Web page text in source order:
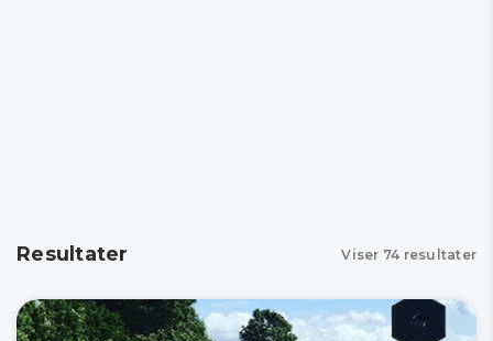
Resultater Viser 74 resultater